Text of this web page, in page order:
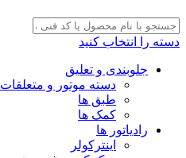
دسته را انتخاب کنید
جلوبندی و تعلیق
دسته موتور و متعلقات
طبق ها
کمک ها
رادیاتور ها
اینترکولر